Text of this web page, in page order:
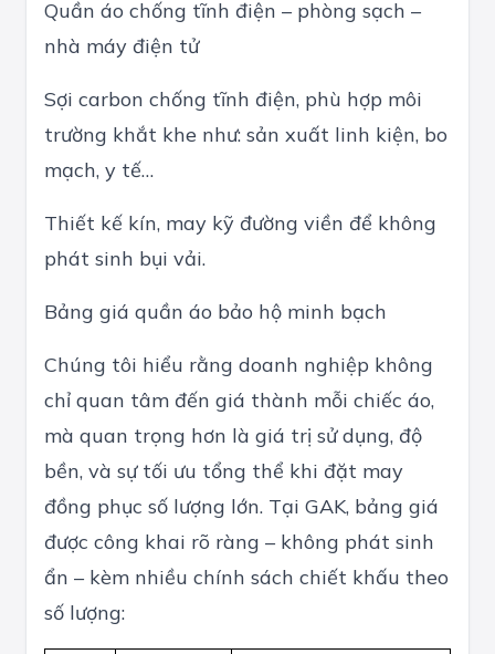
Quần áo chống tĩnh điện – phòng sạch –
nhà máy điện tử
Sợi carbon chống tĩnh điện, phù hợp môi
trường khắt khe như: sản xuất linh kiện, bo
mạch, y tế…
Thiết kế kín, may kỹ đường viền để không
phát sinh bụi vải.
Bảng giá quần áo bảo hộ minh bạch
Chúng tôi hiểu rằng doanh nghiệp không
chỉ quan tâm đến giá thành mỗi chiếc áo,
mà quan trọng hơn là giá trị sử dụng, độ
bền, và sự tối ưu tổng thể khi đặt may
đồng phục số lượng lớn. Tại GAK, bảng giá
được công khai rõ ràng – không phát sinh
ẩn – kèm nhiều chính sách chiết khấu theo
số lượng: